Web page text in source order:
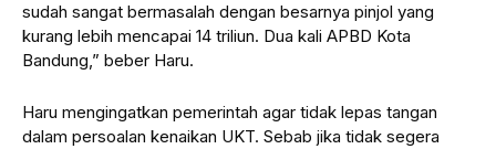
sudah sangat bermasalah dengan besarnya pinjol yang
kurang lebih mencapai 14 triliun. Dua kali APBD Kota
Bandung,” beber Haru.
Haru mengingatkan pemerintah agar tidak lepas tangan
dalam persoalan kenaikan UKT. Sebab jika tidak segera